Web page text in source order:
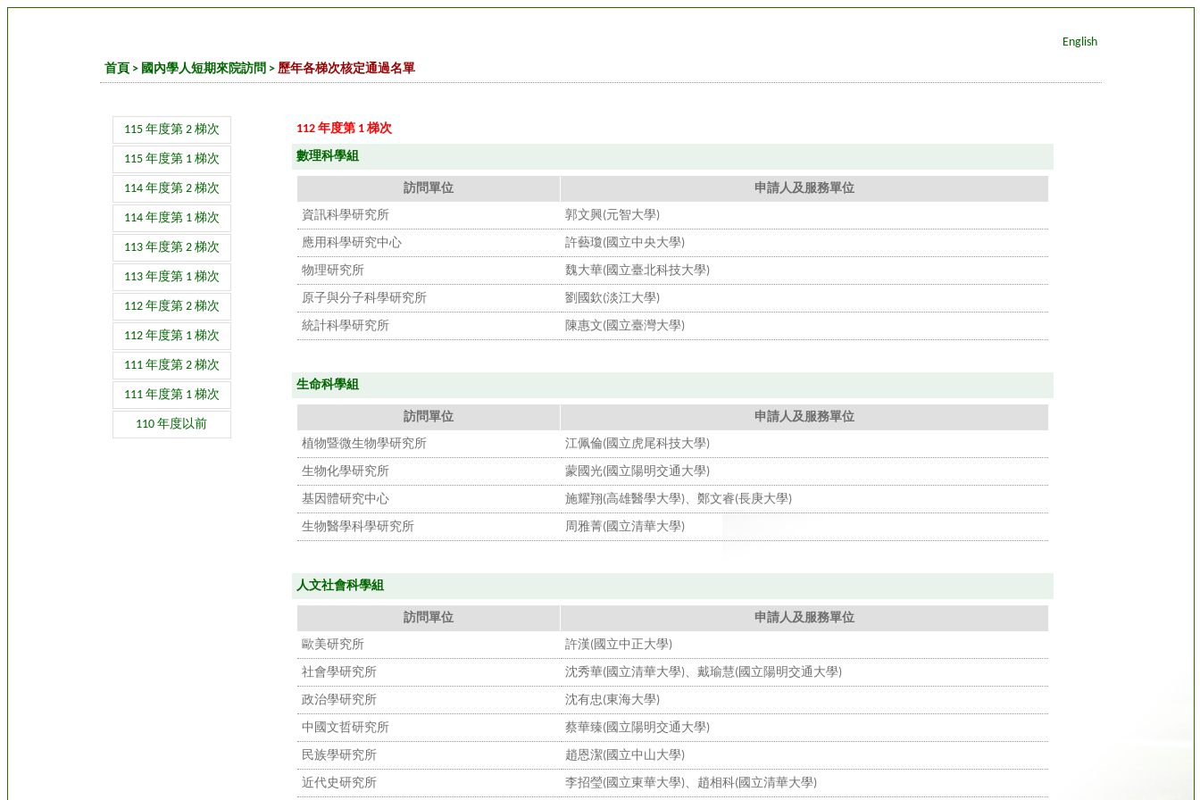
English
首頁 > 國內學人短期來院訪問 > 歷年各梯次核定通過名單
115 年度第 2 梯次
115 年度第 1 梯次
114 年度第 2 梯次
114 年度第 1 梯次
113 年度第 2 梯次
113 年度第 1 梯次
112 年度第 2 梯次
112 年度第 1 梯次
111 年度第 2 梯次
111 年度第 1 梯次
110 年度以前
112 年度第 1 梯次
數理科學組
訪問單位
申請人及服務單位
資訊科學研究所
郭文興(元智大學)
應用科學研究中心 許藝瓊(國立中央大學)
物理研究所 魏大華(國立臺北科技大學)
原子與分子科學研究所 劉國欽(淡江大學)
統計科學研究所 陳惠文(國立臺灣大學)
生命科學組
訪問單位
申請人及服務單位
植物暨微生物學研究所
江佩倫(國立虎尾科技大學)
生物化學研究所 蒙國光(國立陽明交通大學)
基因體研究中心 施耀翔(高雄醫學大學)、鄭文睿(長庚大學)
生物醫學科學研究所 周雅菁(國立清華大學)
人文社會科學組
訪問單位
申請人及服務單位
歐美研究所
許漢(國立中正大學)
社會學研究所 沈秀華(國立清華大學)、戴瑜慧(國立陽明交通大學)
政治學研究所 沈有忠(東海大學)
中國文哲研究所 蔡華臻(國立陽明交通大學)
民族學研究所 趙恩潔(國立中山大學)
近代史研究所 李招瑩(國立東華大學)、趙相科(國立清華大學)